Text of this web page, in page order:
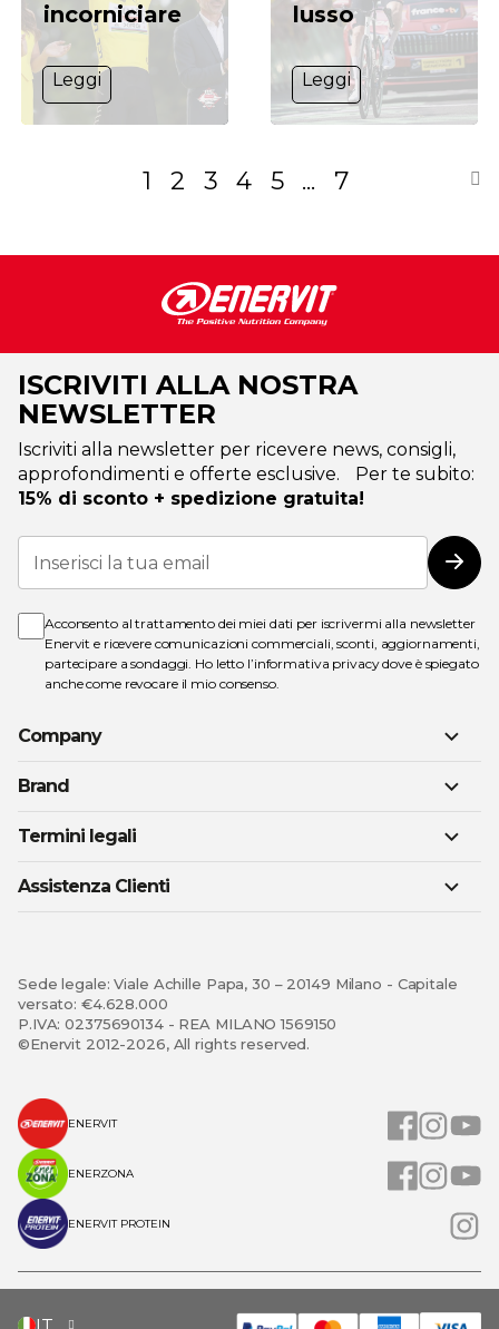
incorniciare
Leggi
lusso
Leggi
Pagina
Attualmente
la
pagina
1 Pagina
2 Pagina
3 Pagina
4 Pagina
5 ... Pagina
7
ISCRIVITI ALLA NOSTRA
NEWSLETTER
Iscriviti alla newsletter per ricevere news, consigli,
approfondimenti e offerte esclusive. Per te subito:
15% di sconto + spedizione gratuita!
Iscriviti
alla
nostra
Acconsento al trattamento dei miei dati per iscrivermi alla newsletter
Enervit e ricevere comunicazioni commerciali, sconti, aggiornamenti,
partecipare a sondaggi. Ho letto l’informativa privacydove è spiegato
anche come revocare il mio consenso.
Company
Brand
Termini legali
Assistenza Clienti
Sede legale: Viale Achille Papa, 30 – 20149 Milano - Capitale
versato: €4.628.000
P.IVA: 02375690134 - REA MILANO 1569150
©Enervit 2012-2026, All rights reserved.
ENERVIT
ENERZONA
ENERVIT PROTEIN
SELEZIONA